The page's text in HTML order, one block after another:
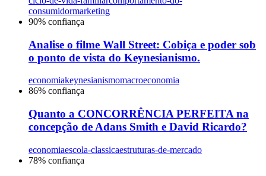
consumidormarketing
90% confiança
Analise o filme Wall Street: Cobiça e poder sob
o ponto de vista do Keynesianismo.
economiakeynesianismomacroeconomia
86% confiança
Quanto a CONCORRÊNCIA PERFEITA na
concepção de Adans Smith e David Ricardo?
economiaescola-classicaestruturas-de-mercado
78% confiança